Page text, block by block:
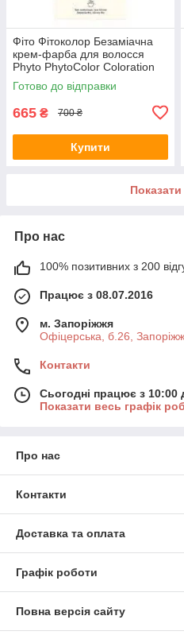
Фіто Фітоколор Безаміачна
крем-фарба для волосся
Phyto PhytoColor Coloration
Permanente 6.77 Світло-
каштановий капучино
Готово до відправки
665 ₴ 700 ₴
Купити
Про нас
100% позитивних з 200
Працює з 08.07.2016
м. Запоріжжя
Офіцерська, б.26,
Контакти
Сьогодні працює з 10:00
Показати весь графік
Про нас
Контакти
Доставка та оплата
Графік роботи
Повна версія сайту